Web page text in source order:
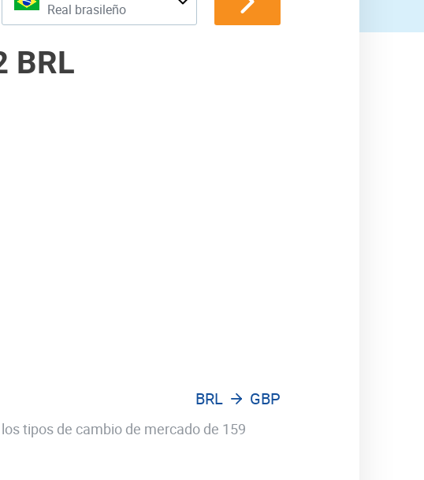
Real brasileño
BRL
BRL GBP
tipos de cambio de mercado de 159